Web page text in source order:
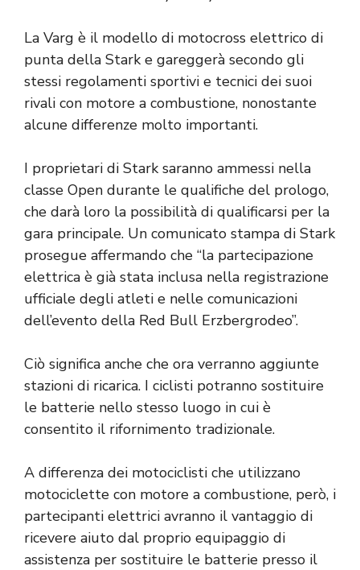
La Varg è il modello di motocross elettrico di
punta della Stark e gareggerà secondo gli
stessi regolamenti sportivi e tecnici dei suoi
rivali con motore a combustione, nonostante
alcune differenze molto importanti.
I proprietari di Stark saranno ammessi nella
classe Open durante le qualifiche del prologo,
che darà loro la possibilità di qualificarsi per la
gara principale. Un comunicato stampa di Stark
prosegue affermando che “la partecipazione
elettrica è già stata inclusa nella registrazione
ufficiale degli atleti e nelle comunicazioni
dell’evento della Red Bull Erzbergrodeo”.
Ciò significa anche che ora verranno aggiunte
stazioni di ricarica. I ciclisti potranno sostituire
le batterie nello stesso luogo in cui è
consentito il rifornimento tradizionale.
A differenza dei motociclisti che utilizzano
motociclette con motore a combustione, però, i
partecipanti elettrici avranno il vantaggio di
ricevere aiuto dal proprio equipaggio di
assistenza per sostituire le batterie presso il